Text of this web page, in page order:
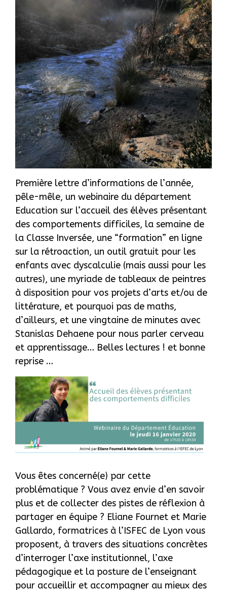
Première lettre d’informations de l’année,
pêle-mêle, un webinaire du département
Education sur l’accueil des élèves présentant
des comportements difficiles, la semaine de
la Classe Inversée, une “formation” en ligne
sur la rétroaction, un outil gratuit pour les
enfants avec dyscalculie (mais aussi pour les
autres), une myriade de tableaux de peintres
à disposition pour vos projets d’arts et/ou de
littérature, et pourquoi pas de maths,
d’ailleurs, et une vingtaine de minutes avec
Stanislas Dehaene pour nous parler cerveau
et apprentissage… Belles lectures ! et bonne
reprise …
Vous êtes concerné(e) par cette
problématique ? Vous avez envie d’en savoir
plus et de collecter des pistes de réflexion à
partager en équipe ? Eliane Fournet et Marie
Gallardo, formatrices à l’ISFEC de Lyon vous
proposent, à travers des situations concrètes
d’interroger l’axe institutionnel, l’axe
pédagogique et la posture de l’enseignant
pour accueillir et accompagner au mieux des